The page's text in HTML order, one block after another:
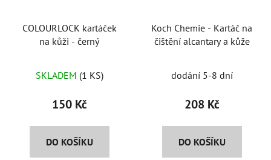
COLOURLOCK kartáček
na kůži - černý
SKLADEM (1 KS)
150 Kč
DO KOŠÍKU
Koch Chemie - Kartáč na
čištění alcantary a kůže
dodání 5-8 dní
208 Kč
DO KOŠÍKU